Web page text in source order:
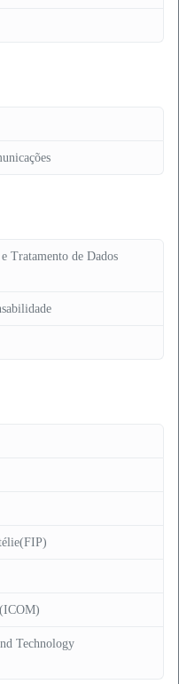
Tratamento de Dados
Technology